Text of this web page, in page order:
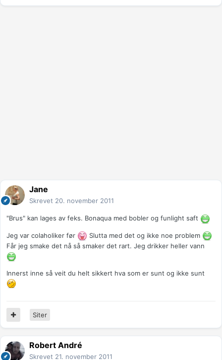
Jane
Skrevet 20. november 2011
"Brus" kan lages av feks. Bonaqua med bobler og funlight saft
Jeg var colaholiker før
Slutta med det og ikke noe problem
Får jeg smake det nå så smaker det rart. Jeg drikker heller vann
Innerst inne så veit du helt sikkert hva som er sunt og ikke sunt
Siter
Robert André
Skrevet 21. november 2011